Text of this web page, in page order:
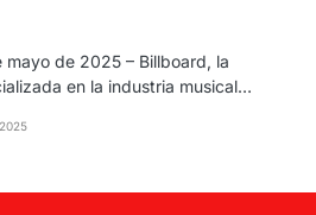
de 2025 – Billboard, la
en la industria musical…